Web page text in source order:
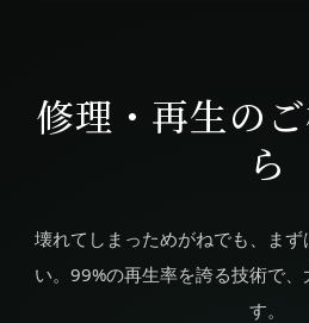
修理・再生の
ら
壊れてしまっためがねでも、ま
い。99%の再生率を誇る技術で
す。